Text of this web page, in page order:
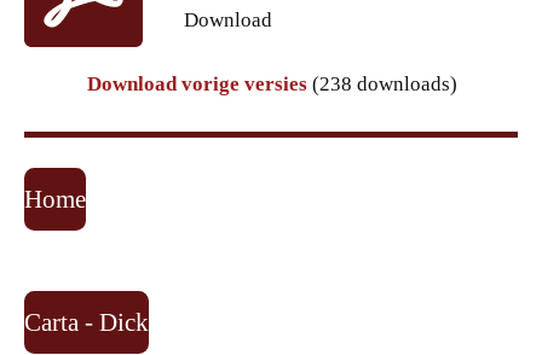
Download
Download vorige versies (238 downloads)
Home
Carta - Dick